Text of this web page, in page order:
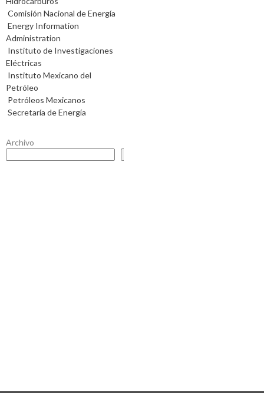
Comisión Nacional de Energía
Energy Information
Administration
Instituto de Investigaciones
Eléctricas
Instituto Mexicano del
Petróleo
Petróleos Mexicanos
Secretaría de Energía
Archivo